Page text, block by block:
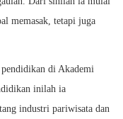
memasak, tetapi juga
di Akademi
inilah ia
industri pariwisata dan